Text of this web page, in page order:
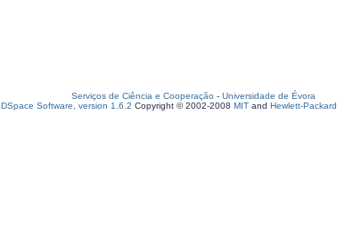
Serviços de Ciência e Cooperação - Universidade de Évora
DSpace Software, version 1.6.2 Copyright © 2002-2008 MIT and Hewlett-Packard